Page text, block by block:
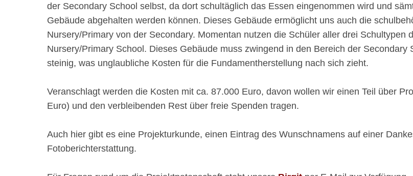
der Secondary School selbst, da dort schultäglich das Essen eingenommen wird und
Gebäude abgehalten werden können. Dieses Gebäude ermöglicht uns auch die
Nursery/Primary von der Secondary. Momentan nutzen die Schüler aller drei Schultypen
Nursery/Primary School. Dieses Gebäude muss zwingend in den Bereich der
steinig, was unglaubliche Kosten für die Fundamentherstellung nach sich zieht.
Veranschlagt werden die Kosten mit ca. 87.000 Euro, davon wollen wir einen Teil über
Euro) und den verbleibenden Rest über freie Spenden tragen.
Auch hier gibt es eine Projekturkunde, einen Eintrag des Wunschnamens auf einer
Fotoberichterstattung.